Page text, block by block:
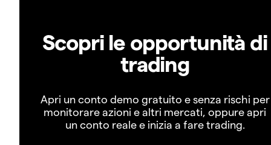
Scopri le opportunità di
trading
Apri un conto demo gratuito e senza rischi per
monitorare azioni e altri mercati, oppure apri
un conto reale e inizia a fare trading.